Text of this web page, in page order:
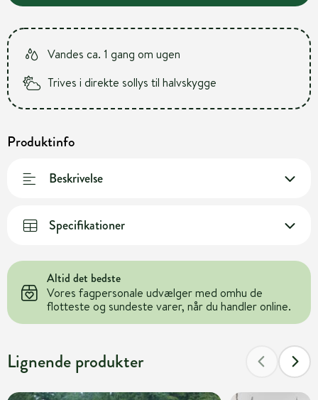
Vandes ca. 1 gang om ugen
Trives i direkte sollys til halvskygge
Produktinfo
Beskrivelse
Specifikationer
Altid det bedste
Vores fagpersonale udvælger med omhu de
flotteste og sundeste varer, når du handler online.
Lignende produkter